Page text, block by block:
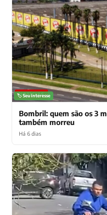
NOTÍCIAS
🏷️ Seu interesse
Bombril: quem são os 3
também morreu
Há 6 dias